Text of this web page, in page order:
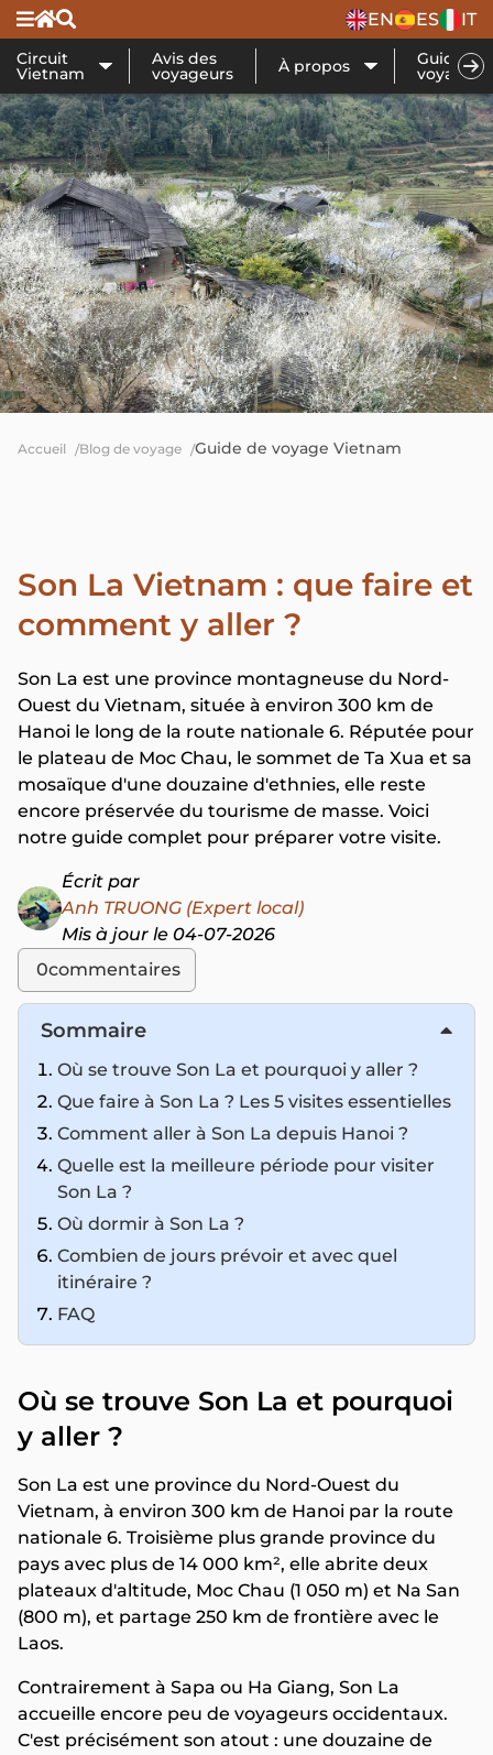
EN ES IT
Circuit
Vietnam
Avis des
voyageurs À propos Guide de
voyage
Accueil Blog de voyage Guide de voyage Vietnam
Son La Vietnam : que faire et
comment y aller ?
Son La est une province montagneuse du Nord-
Ouest du Vietnam, située à environ 300 km de
Hanoi le long de la route nationale 6. Réputée pour
le plateau de Moc Chau, le sommet de Ta Xua et sa
mosaïque d'une douzaine d'ethnies, elle reste
encore préservée du tourisme de masse. Voici
notre guide complet pour préparer votre visite.
Écrit par
Anh TRUONG (Expert local)
Mis à jour le 04-07-2026
0commentaires
Sommaire
Où se trouve Son La et pourquoi y aller ?
Que faire à Son La ? Les 5 visites essentielles
Comment aller à Son La depuis Hanoi ?
Quelle est la meilleure période pour visiter
Son La ?
Où dormir à Son La ?
Combien de jours prévoir et avec quel
itinéraire ?
FAQ
Où se trouve Son La et pourquoi
y aller ?
Son La est une province du Nord-Ouest du
Vietnam, à environ 300 km de Hanoi par la route
nationale 6. Troisième plus grande province du
pays avec plus de 14 000 km², elle abrite deux
plateaux d'altitude, Moc Chau (1 050 m) et Na San
(800 m), et partage 250 km de frontière avec le
Laos.
Contrairement à Sapa ou Ha Giang, Son La
accueille encore peu de voyageurs occidentaux.
C'est précisément son atout : une douzaine de